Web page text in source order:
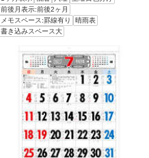
前後月表示:前後2ヶ月
メモスペース:罫線有り
晴雨表
書き込みスペース大